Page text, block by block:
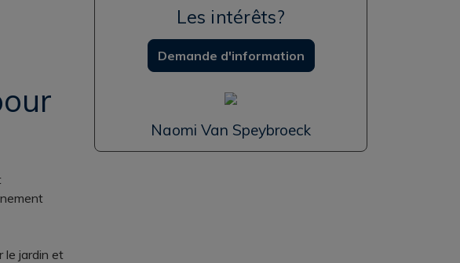
le jardin et
Les intérêts?
Demande d'information
Naomi Van Speybroeck